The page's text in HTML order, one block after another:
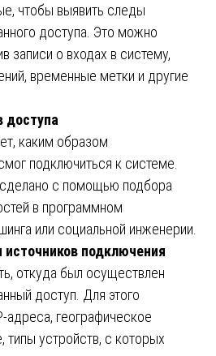
чтобы выявить следы
доступа. Это можно
записи о входах в систему,
временные метки и другие
доступа
каким образом
подключиться к системе.
с помощью подбора
в программном
или социальной инженерии.
подключения
откуда был осуществлен
доступ. Для этого
адреса, географическое
типы устройств, с которых